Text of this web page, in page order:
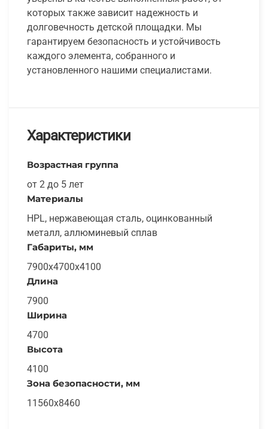
которых также зависит надежность и
долговечность детской площадки. Мы
гарантируем безопасность и устойчивость
каждого элемента, собранного и
установленного нашими специалистами.
Характеристики
Возрастная группа
от 2 до 5 лет
Материалы
HPL, нержавеющая сталь, оцинкованный
металл, аллюминевый сплав
Габариты, мм
7900x4700x4100
Длина
7900
Ширина
4700
Высота
4100
Зона безопасности, мм
11560x8460